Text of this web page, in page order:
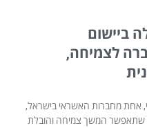
ביישום
לצמיחה,
אחת מחברות האשראי בישראל,
המשך צמיחה והובלת